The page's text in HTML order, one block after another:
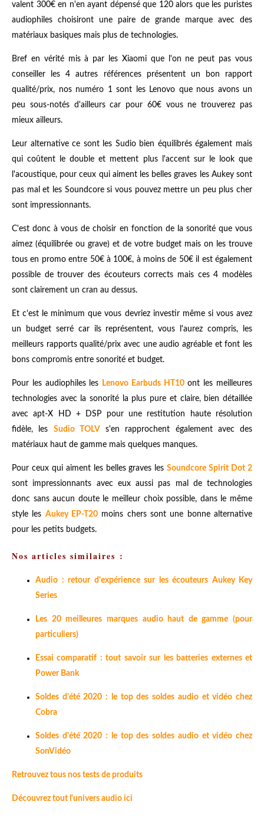
valent 300€ en n'en ayant dépensé que 120 alors que les puristes
audiophiles choisiront une paire de grande marque avec des
matériaux basiques mais plus de technologies.
Bref en vérité mis à par les Xiaomi que l'on ne peut pas vous
conseiller les 4 autres références présentent un bon rapport
qualité/prix, nos numéro 1 sont les Lenovo que nous avons un
peu sous-notés d'ailleurs car pour 60€ vous ne trouverez pas
mieux ailleurs.
Leur alternative ce sont les Sudio bien équilibrés également mais
qui coûtent le double et mettent plus l'accent sur le look que
l'acoustique, pour ceux qui aiment les belles graves les Aukey sont
pas mal et les Soundcore si vous pouvez mettre un peu plus cher
sont impressionnants.
C'est donc à vous de choisir en fonction de la sonorité que vous
aimez (équilibrée ou grave) et de votre budget mais on les trouve
tous en promo entre 50€ à 100€, à moins de 50€ il est également
possible de trouver des écouteurs corrects mais ces 4 modèles
sont clairement un cran au dessus.
Et c'est le minimum que vous devriez investir même si vous avez
un budget serré car ils représentent, vous l'aurez compris, les
meilleurs rapports qualité/prix avec une audio agréable et font les
bons compromis entre sonorité et budget.
Pour les audiophiles les Lenovo Earbuds HT10ont les meilleures
technologies avec la sonorité la plus pure et claire, bien détaillée
avec apt-X HD + DSP pour une restitution haute résolution
fidèle, les Sudio TOLV s'en rapprochent également avec des
matériaux haut de gamme mais quelques manques.
Pour ceux qui aiment les belles graves lesSoundcore Spirit Dot 2
sont impressionnants avec eux aussi pas mal de technologies
donc sans aucun doute le meilleur choix possible, dans le même
style les Aukey EP-T20 moins chers sont une bonne alternative
pour les petits budgets.
Nos articles similaires :
Audio : retour d'expérience sur les écouteurs Aukey Key
Series
Les 20 meilleures marques audio haut de gamme (pour
particuliers)
Essai comparatif : tout savoir sur les batteries externes et
Power Bank
Soldes d'été 2020 : le top des soldes audio et vidéo chez
Cobra
Soldes d'été 2020 : le top des soldes audio et vidéo chez
SonVidéo
Retrouvez tous nos tests de produits
Découvrez tout l'univers audio ici